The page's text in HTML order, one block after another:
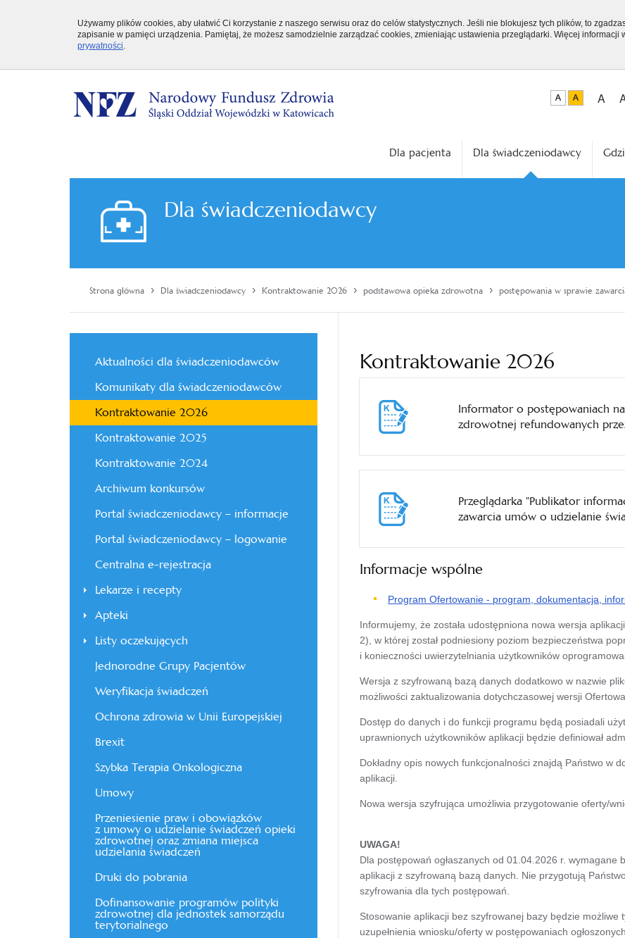
Używamy plików cookies, aby ułatwić Ci korzystanie z naszego serwisu oraz do celów statystycznych. Jeśli nie blokujesz tych plików, to
zapisanie w pamięci urządzenia. Pamiętaj, że możesz samodzielnie zarządzać cookies, zmieniając ustawienia przeglądarki. Więcej informacji
prywatności.
A
Dla pacjenta Dla świadczeniodawcy
Dla świadczeniodawcy
Strona główna › Dla świadczeniodawcy › Kontraktowanie 2026 › podstawowa opieka zdrowotna › postępowania w sprawie
Aktualności dla świadczeniodawców
Komunikaty dla świadczeniodawców
Kontraktowanie 2026
Kontraktowanie 2025
Kontraktowanie 2024
Archiwum konkursów
Portal świadczeniodawcy – informacje
Portal świadczeniodawcy – logowanie
Centralna e-rejestracja
Lekarze i recepty
Apteki
Listy oczekujących
Jednorodne Grupy Pacjentów
Weryfikacja świadczeń
Ochrona zdrowia w Unii Europejskiej
Brexit
Szybka Terapia Onkologiczna
Umowy
Przeniesienie praw i obowiązków
z umowy o udzielanie świadczeń opieki
zdrowotnej oraz zmiana miejsca
udzielania świadczeń
Druki do pobrania
Dofinansowanie programów polityki
zdrowotnej dla jednostek samorządu
terytorialnego
Kontraktowanie 2026
Informator o postępowaniach
zdrowotnej refundowanych
Przeglądarka "Publikator
zawarcia umów o udzielanie
Informacje wspólne
Program Ofertowanie - program, dokumentacja,
Informujemy, że została udostępniona nowa wersja
2), w której został podniesiony poziom bezpieczeństwa
i konieczności uwierzytelniania użytkowników
Wersja z szyfrowaną bazą danych dodatkowo w nazwie
możliwości zaktualizowania dotychczasowej wersji
Dostęp do danych i do funkcji programu będą posiadali
uprawnionych użytkowników aplikacji będzie definiował
Dokładny opis nowych funkcjonalności znajdą Państwo w
aplikacji.
Nowa wersja szyfrująca umożliwia przygotowanie oferty/
UWAGA!
Dla postępowań ogłaszanych od 01.04.2026 r.
aplikacji z szyfrowaną bazą danych. Nie przygotują
szyfrowania dla tych postępowań.
Stosowanie aplikacji bez szyfrowanej bazy będzie
uzupełnienia wniosku/oferty w postępowaniach